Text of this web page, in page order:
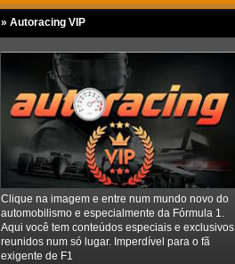
» Autoracing VIP
Clique na imagem e entre num mundo novo do
automobilismo e especialmente da Fórmula 1.
Aqui você tem conteúdos especiais e exclusivos
reunidos num só lugar. Imperdível para o fã
exigente de F1